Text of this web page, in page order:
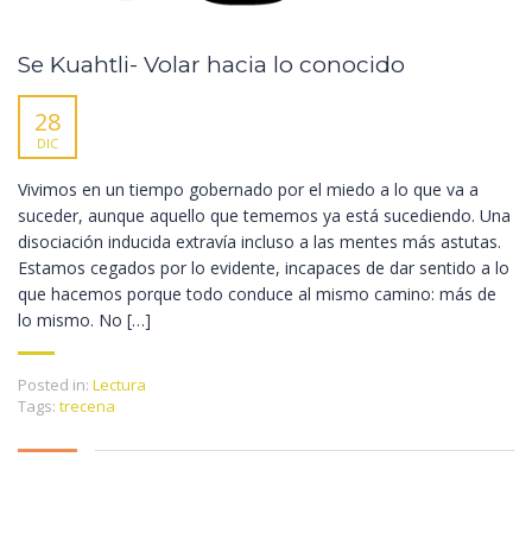
Se Kuahtli- Volar hacia lo conocido
28
DIC
Vivimos en un tiempo gobernado por el miedo a lo que va a
suceder, aunque aquello que tememos ya está sucediendo. Una
disociación inducida extravía incluso a las mentes más astutas.
Estamos cegados por lo evidente, incapaces de dar sentido a lo
que hacemos porque todo conduce al mismo camino: más de
lo mismo. No […]
Posted in: Lectura
Tags: trecena